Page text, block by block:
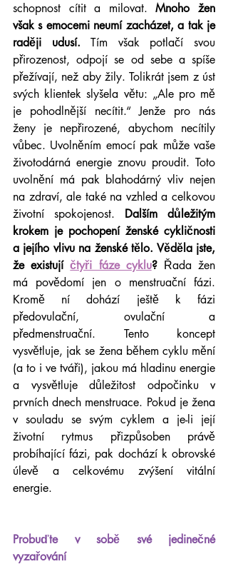
schopnost cítit a milovat. Mnoho žen
však s emocemi neumí zacházet, a tak je
raději udusí. Tím však potlačí svou
přirozenost, odpojí se od sebe a spíše
přežívají, než aby žily. Tolikrát jsem z úst
svých klientek slyšela větu: „Ale pro mě
je pohodlnější necítit.“ Jenže pro nás
ženy je nepřirozené, abychom necítily
vůbec. Uvolněním emocí pak může vaše
životodárná energie znovu proudit. Toto
uvolnění má pak blahodárný vliv nejen
na zdraví, ale také na vzhled a celkovou
životní spokojenost. Dalším důležitým
krokem je pochopení ženské cykličnosti
a jejího vlivu na ženské tělo. Věděla jste,
že existují čtyři fáze cyklu? Řada žen
má povědomí jen o menstruační fázi.
Kromě ní dohází ještě k fázi
předovulační, ovulační a
předmenstruační. Tento koncept
vysvětluje, jak se žena během cyklu mění
(a to i ve tváři), jakou má hladinu energie
a vysvětluje důležitost odpočinku v
prvních dnech menstruace. Pokud je žena
v souladu se svým cyklem a je-li její
životní rytmus přizpůsoben právě
probíhající fázi, pak dochází k obrovské
úlevě a celkovému zvýšení vitální
energie.
Probuďte v sobě své jedinečné
vyzařování